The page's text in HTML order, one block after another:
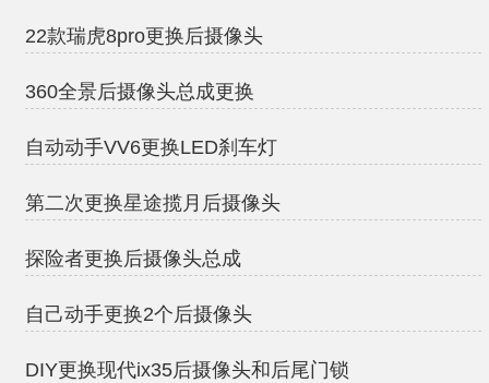
22款瑞虎8pro更换后摄像头
360全景后摄像头总成更换
自动动手VV6更换LED刹车灯
第二次更换星途揽月后摄像头
探险者更换后摄像头总成
自己动手更换2个后摄像头
DIY更换现代ix35后摄像头和后尾门锁